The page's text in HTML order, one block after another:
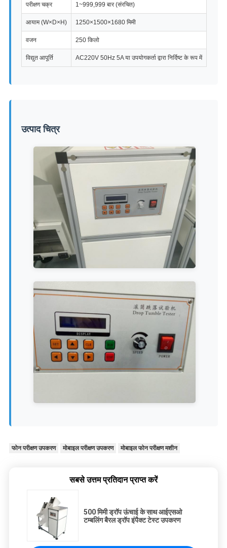
परीक्षण चक्र 1~999,999 बार (संरचित)
आयाम (W×D×H) 1250×1500×1680 मिमी
वजन 250 किलो
विद्युत आपूर्ति AC220V 50Hz 5A या उपयोगकर्ता द्वारा निर्दिष्ट के रूप में
उत्पाद चित्र
फोन परीक्षण उपकरण मोबाइल परीक्षण उपकरण मोबाइल फोन परीक्षण मशीन
सबसे उत्तम प्रतिदान प्राप्त करें
500 मिमी ड्रॉप ऊंचाई के साथ आईएसओ
टम्बलिंग बैरल ड्रॉप इंपैक्ट टेस्ट उपकरण